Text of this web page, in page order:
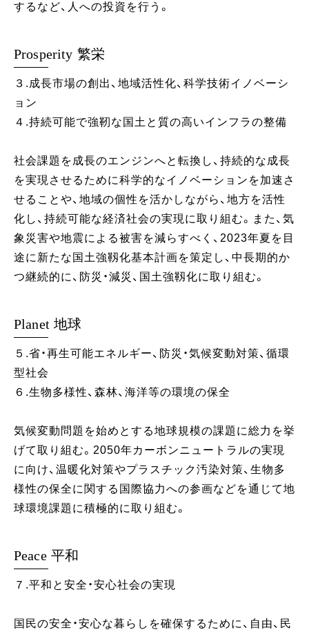
するなど、人への投資を行う。
Prosperity 繁栄
３.成長市場の創出、地域活性化、科学技術イノベーシ
ョン
４.持続可能で強靭な国土と質の高いインフラの整備
社会課題を成長のエンジンへと転換し、持続的な成長
を実現させるために科学的なイノベーションを加速さ
せることや、地域の個性を活かしながら、地方を活性
化し、持続可能な経済社会の実現に取り組む。また、気
象災害や地震による被害を減らすべく、2023年夏を目
途に新たな国土強靱化基本計画を策定し、中長期的か
つ継続的に、防災・減災、国土強靱化に取り組む。
Planet 地球
５.省・再生可能エネルギー、防災・気候変動対策、循環
型社会
６.生物多様性、森林、海洋等の環境の保全
気候変動問題を始めとする地球規模の課題に総力を挙
げて取り組む。2050年カーボンニュートラルの実現
に向け、温暖化対策やプラスチック汚染対策、生物多
様性の保全に関する国際協力への参画などを通じて地
球環境課題に積極的に取り組む。
Peace 平和
７.平和と安全・安心社会の実現
国民の安全・安心な暮らしを確保するために、自由、民